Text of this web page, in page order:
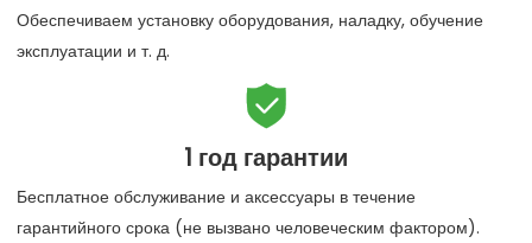
Обеспечиваем установку оборудования, наладку, обучение
эксплуатации и т. д.

1 год гарантии
Бесплатное обслуживание и аксессуары в течение
гарантийного срока (не вызвано человеческим фактором).